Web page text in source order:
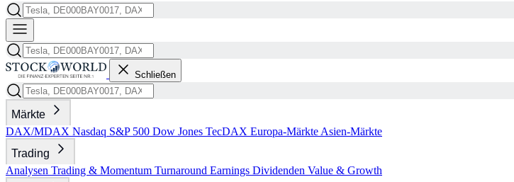
Schließen
Märkte
DAX/MDAX Nasdaq S&P 500 Dow Jones TecDAX Europa-Märkte Asien-Märkte
Trading
Analysen Trading & Momentum Turnaround Earnings Dividenden Value & Growth